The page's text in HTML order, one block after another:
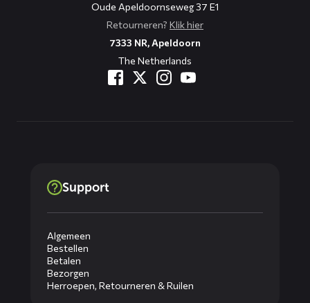
Oude Apeldoornseweg 37 E1
Retourneren? Klik hier
7333 NR, Apeldoorn
The Netherlands
Support
Algemeen
Bestellen
Betalen
Bezorgen
Herroepen, Retourneren & Ruilen